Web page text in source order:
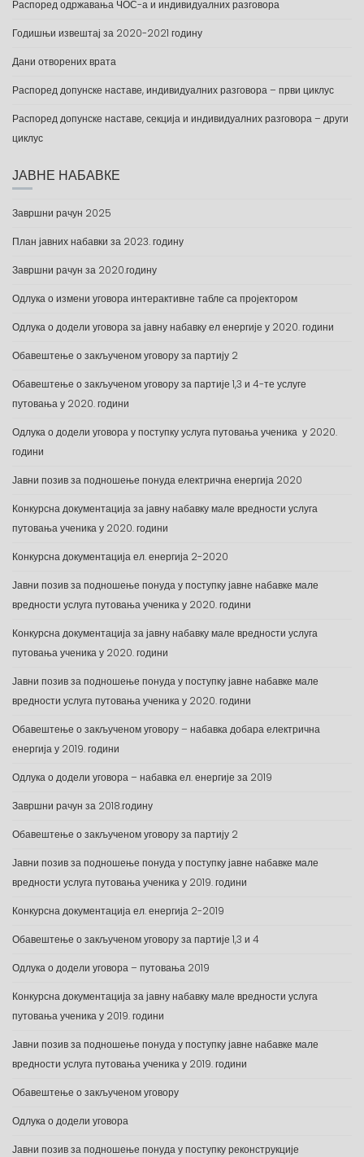
Распоред одржавања ЧОС-а и индивидуалних разговора
Годишњи извештај за 2020-2021 годину
Дани отворених врата
Распоред допунске наставе, индивидуалних разговора – први циклус
Распоред допунске наставе, секција и индивидуалних разговора – други
циклус
ЈАВНЕ НАБАВКЕ
Завршни рачун 2025
План јавних набавки за 2023. годину
Завршни рачун за 2020.годину
Одлука о измени уговора интерактивне табле са пројектором
Одлука о додели уговора за јавну набавку ел енергије у 2020. години
Обавештење о закљученом уговору за партију 2
Обавештење о закљученом уговору за партије 1,3 и 4-те услуге
путовања у 2020. години
Одлука о додели уговора у поступку услуга путовања ученика у 2020.
години
Јавни позив за подношење понуда електрична енергија 2020
Конкурсна документација за јавну набавку мале вредности услуга
путовања ученика у 2020. години
Конкурсна документација ел. енергија 2-2020
Јавни позив за подношење понуда у поступку јавне набавке мале
вредности услуга путовања ученика у 2020. години
Конкурсна документација за јавну набавку мале вредности услуга
путовања ученика у 2020. години
Јавни позив за подношење понуда у поступку јавне набавке мале
вредности услуга путовања ученика у 2020. години
Обавештење о закљученом уговору – набавка добара електрична
енергија у 2019. години
Одлука о додели уговора – набавка ел. енергије за 2019
Завршни рачун за 2018.годину
Обавештење о закљученом уговору за партију 2
Јавни позив за подношење понуда у поступку јавне набавке мале
вредности услуга путовања ученика у 2019. години
Конкурсна документација ел. енергија 2-2019
Обавештење о закљученом уговору за партије 1,3 и 4
Одлука о додели уговора – путовања 2019
Конкурсна документација за јавну набавку мале вредности услуга
путовања ученика у 2019. години
Јавни позив за подношење понуда у поступку јавне набавке мале
вредности услуга путовања ученика у 2019. години
Обавештење о закљученом уговору
Одлука о додели уговора
Јавни позив за подношење понуда у поступку реконструкције